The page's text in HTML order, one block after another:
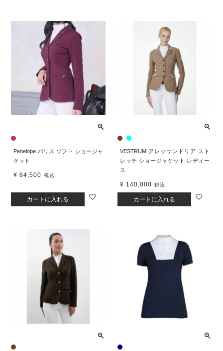
Penelope パリス ソフト ショージャ
ケット
¥ 64,500 税込
カートに入れる
VESTRUM アレッサンドリア スト
レッチ ショージャケット レディー
ス
¥ 140,000 税込
カートに入れる